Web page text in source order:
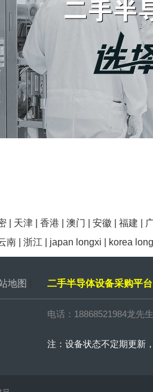
天津 香港 澳门 安徽 福建
南 浙江 japan longxi korea
地图 二手半导体设备采购平台
电话：18868521984龙先生
注：设备状态不定期更新